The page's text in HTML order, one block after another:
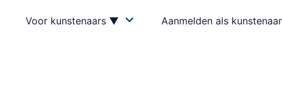
Voor kunstenaars ▼ Aanmelden als kunstenaar